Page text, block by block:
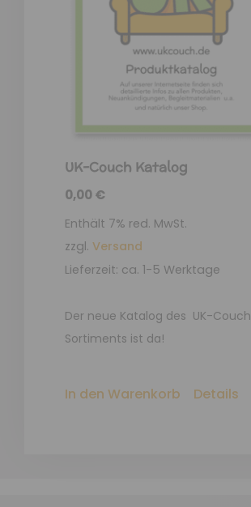
UK-Couch Katalog
0,00€
Enthält 7% red. MwSt.
zzgl. Versand
Lieferzeit: ca. 1-5 Werktage
Der neue Katalog des UK-Couch
Sortiments ist da!
In den Warenkorb Details